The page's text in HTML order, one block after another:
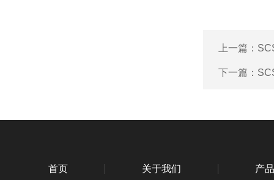
上一篇：
下一篇：
首页 关于我们 产